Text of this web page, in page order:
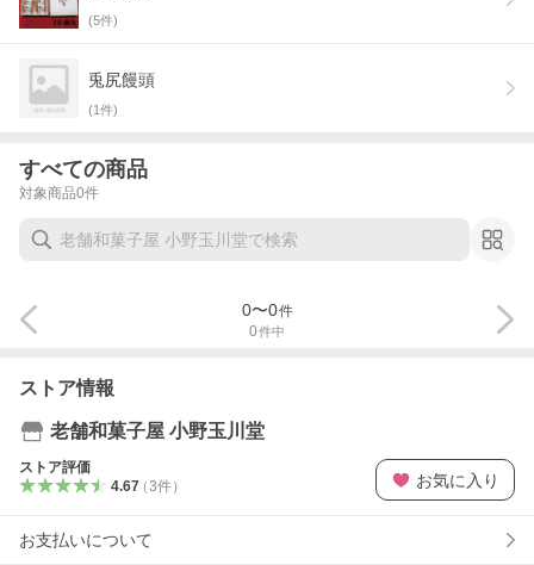
(5件)
兎尻饅頭
(1件)
すべての商品
対象商品0件
0件中
0〜0件
ストア情報
老舗和菓子屋 小野玉川堂
ストア評価
4.67（3件） お気に入り
お支払いについて